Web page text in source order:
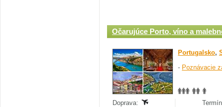
Očarujúce Porto, víno a
Portugalsko,
- Poznávacie
Doprava: